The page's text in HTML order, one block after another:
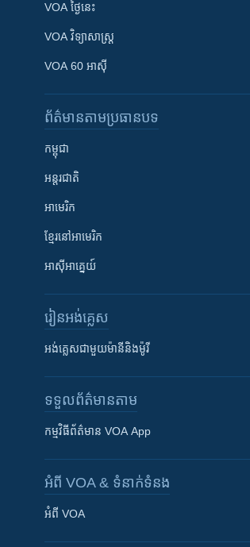
VOA ថ្ងៃនេះ
VOA ​វិទ្យាសាស្ត្រ
VOA 60 អាស៊ី
ព័ត៌មាន​តាមប្រធានបទ​
កម្ពុជា
អន្តរជាតិ
អាមេរិក
ខ្មែរ​នៅអាមេរិក
អាស៊ីអាគ្នេយ៍
រៀន​​អង់គ្លេស
អង់គ្លេស​ជាមួយ​ម៉ានី​និង​ម៉ូរី
ទទួល​ព័ត៌មាន​តាម
កម្មវិធី​ព័ត៌មាន VOA App
អំពី​ VOA & ទំនាក់ទំនង
អំពី​ VOA